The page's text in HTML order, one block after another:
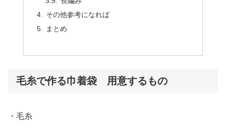
その他参考になれば
まとめ
毛糸で作る巾着袋 用意するもの
・毛糸